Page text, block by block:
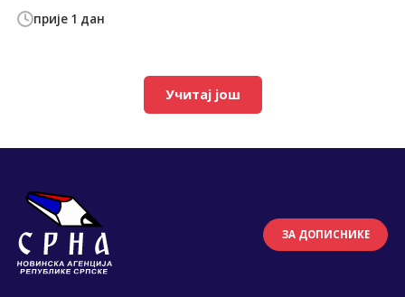
прије 1 дан
Учитај још
ЗА ДОПИСНИКЕ